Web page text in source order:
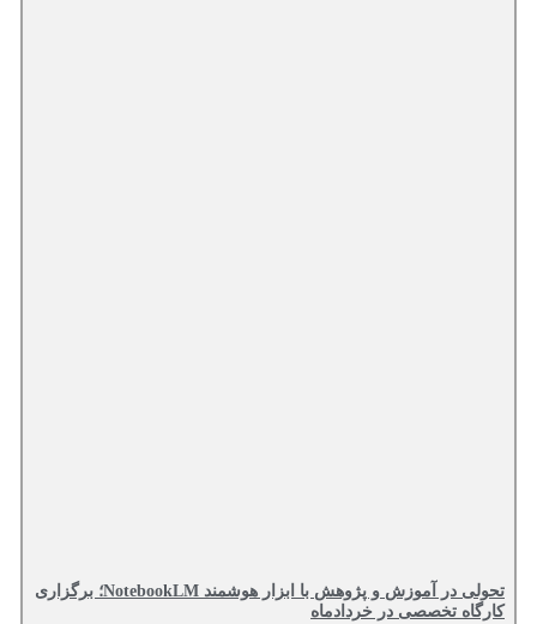
تحولی در آموزش و پژوهش با ابزار هوشمند NotebookLM؛ برگزاری
کارگاه تخصصی در خردادماه